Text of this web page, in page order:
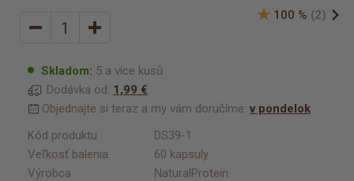
100 % (2)
Skladom: 5 a více kusů
Dodávka od: 1,99 €
Objednajte si teraz a my vám doručíme: v pondelok
Kód produktu
DS39-1
Veľkosť balenia
60 kapsuly
Výrobca
NaturalProtein